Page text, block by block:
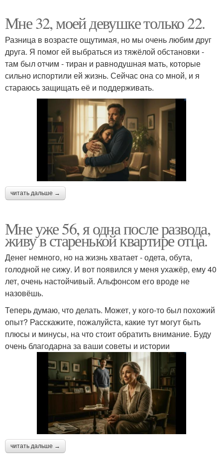
Мне 32, моей девушке только 22.
Разница в возрасте ощутимая, но мы очень любим друг
друга. Я помог ей выбраться из тяжёлой обстановки -
там был отчим - тиран и равнодушная мать, которые
сильно испортили ей жизнь. Сейчас она со мной, и я
стараюсь защищать её и поддерживать.
читать дальше →
Мне уже 56, я одна после развода,
живу в старенькой квартире отца.
Денег немного, но на жизнь хватает - одета, обута,
голодной не сижу. И вот появился у меня ухажёр, ему 40
лет, очень настойчивый. Альфонсом его вроде не
назовёшь.
Теперь думаю, что делать. Может, у кого-то был похожий
опыт? Расскажите, пожалуйста, какие тут могут быть
плюсы и минусы, на что стоит обратить внимание. Буду
очень благодарна за ваши советы и истории
читать дальше →